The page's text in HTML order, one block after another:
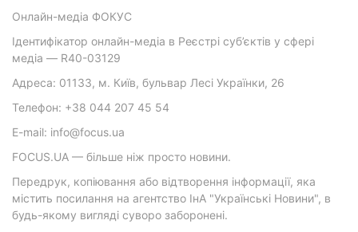
Онлайн-медіа ФОКУС
Ідентифікатор онлайн-медіа в Реєстрі суб’єктів у сфері
медіа — R40-03129
Адреса: 01133, м. Київ, бульвар Лесі Українки, 26
Телефон: +38 044 207 45 54
E-mail: info@focus.ua
FOCUS.UA — більше ніж просто новини.
Передрук, копіювання або відтворення інформації, яка
містить посилання на агентство ІнА "Українські Новини", в
будь-якому вигляді суворо заборонені.